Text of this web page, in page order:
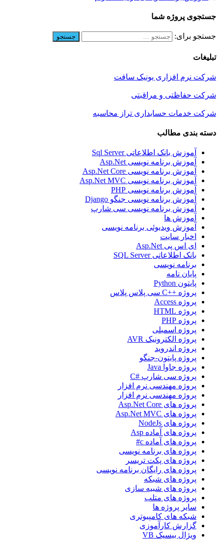
جستجوی پروژه شما
جستجو برای:
تبلیغات
شرکت نرم افزاری یونیک سافت
شرکت حفاظتی و مراقبتی
شرکت خدمات حسابداری تراز محاسبه
دسته بندی مطالب
آموزش بانک اطلاعاتی Sql Server
آموزش برنامه نویسی Asp.Net
آموزش برنامه نویسی Asp.Net Core
آموزش برنامه نویسی Asp.Net MVC
آموزش برنامه نویسی PHP
آموزش برنامه نویسی جنگو Django
آموزش برنامه نویسی سی شارپ
آموزش ها
آموزش ویدیوئی برنامه نویسی
اخبار سایت
ای اس پی Asp.Net
بانک اطلاعاتی SQL Server
برنامه نویسی
پایان نامه
پایتون Python
پروژه ++C سی پلاس پلاس
پروژه Access
پروژه HTML
پروژه PHP
پروژه اسمبلی
پروژه الکترونیک AVR
پروژه اندروید
پروژه پایتون-جنگو
پروژه جاوا Java
پروژه سی شارپ #C
پروژه مهندسی نرم افزار
پروژه مهندسی نرم افزار
پروژه های Asp.Net Core
پروژه های Asp.Net MVC
پروژه های NodeJs
پروژه های آماده Asp
پروژه های آماده c#
پروژه های برنامه نویسی
پروژه های پکت تریسر
پروژه های رایگان برنامه نویسی
پروژه های شبکه
پروژه های شبیه سازی
پروژه های متلب
سایر پروژه ها
شبکه های کامپیوتری
گزارش کارآموزی
ویژال بیسیک VB